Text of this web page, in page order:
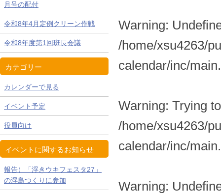
月号の配付
令和8年4月定例クリーン作戦
令和8年度第1回班長会議
カテゴリー
カレンダーで見る
イベント予定
役員向け
イベントに関するお知らせ
報告）「浮きウキフェスタ27」
の浮島つくりに参加
Warning:
/home/xsu4263/
calendar/inc/
Warning: Trying
/home/xsu4263/
calendar/inc/
Warning: